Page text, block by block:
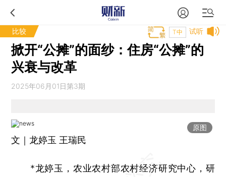
比较 试听
T中
掀开“公摊”的面纱：住房“公摊”的
兴衰与改革
2025年06月01日第3期
原图
文｜龙婷玉 王瑞民
*龙婷玉，农业农村部农村经济研究中心，研